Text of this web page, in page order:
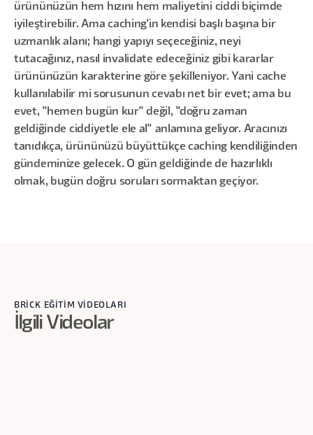
ürününüzün hem hızını hem maliyetini ciddi biçimde
iyileştirebilir. Ama caching'in kendisi başlı başına bir
uzmanlık alanı; hangi yapıyı seçeceğiniz, neyi
tutacağınız, nasıl invalidate edeceğiniz gibi kararlar
ürününüzün karakterine göre şekilleniyor. Yani cache
kullanılabilir mi sorusunun cevabı net bir evet; ama bu
evet, "hemen bugün kur" değil, "doğru zaman
geldiğinde ciddiyetle ele al" anlamına geliyor. Aracınızı
tanıdıkça, ürününüzü büyüttükçe caching kendiliğinden
gündeminize gelecek. O gün geldiğinde de hazırlıklı
olmak, bugün doğru soruları sormaktan geçiyor.
BRİCK EĞİTİM VİDEOLARI
İlgili Videolar